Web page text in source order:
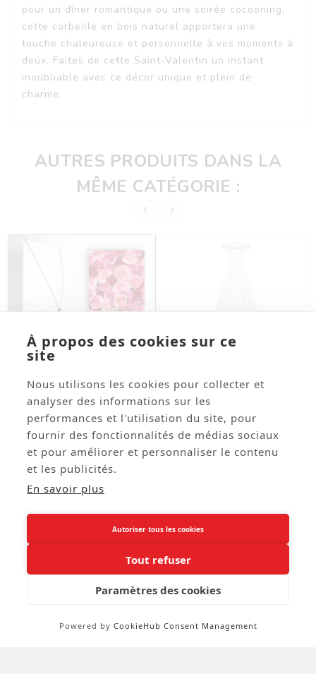
pour un dîner romantique ou une soirée cocooning,
cette corbeille en bois naturel apportera une
touche chaleureuse et personnelle à vos moments à
deux. Faites de cette Saint-Valentin un instant
inoubliable avec ce décor unique et plein de
charme.
AUTRES PRODUITS DANS LA
MÊME CATÉGORIE :
 
 
Kakemono Saint Valentin 2
- 180 X 80 Cm Sur Toile
M1 Avec Structure X-
Banner
57,52 € HT
Vase Transparent En Verre
7 X 15cm
call
Service Clients
À propos des cookies sur ce
site
Nous utilisons les cookies pour collecter et
analyser des informations sur les
performances et l'utilisation du site, pour
fournir des fonctionnalités de médias sociaux
et pour améliorer et personnaliser le contenu
et les publicités.
En savoir plus
Autoriser tous les cookies
Tout refuser
Paramètres des cookies
Powered by CookieHub Consent Management